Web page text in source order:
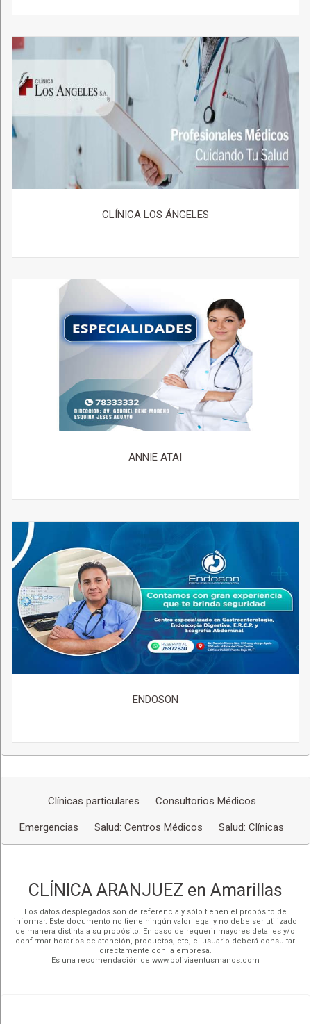
CLÍNICA LOS ÁNGELES
ANNIE ATAI
ENDOSON
Clínicas particulares Consultorios Médicos
Emergencias Salud: Centros Médicos Salud: Clínicas
CLÍNICA ARANJUEZ en Amarillas
Los datos desplegados son de referencia y sólo tienen el propósito de
informar. Este documento no tiene ningún valor legal y no debe ser utilizado
de manera distinta a su propósito. En caso de requerir mayores detalles y/o
confirmar horarios de atención, productos, etc, el usuario deberá consultar
directamente con la empresa.
Es una recomendación de www.boliviaentusmanos.com